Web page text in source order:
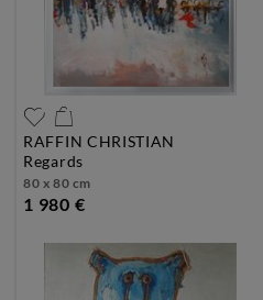
RAFFIN CHRISTIAN
regards
80 x 80 cm
1 980 €